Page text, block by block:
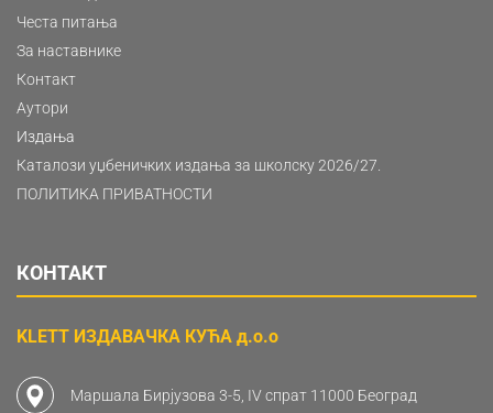
Честа питања
За наставнике
Контакт
Аутори
Издања
Каталози уџбеничких издања за школску 2026/27.
ПОЛИТИКА ПРИВАТНОСТИ
КОНТАКТ
KLETT ИЗДАВАЧКА КУЋА д.о.о
Маршала Бирјузова 3-5, IV спрат 11000 Београд